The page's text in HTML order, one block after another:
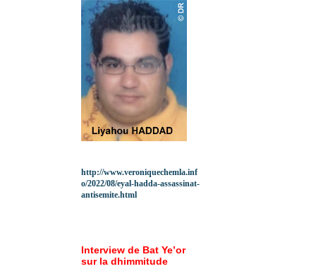
http://www.veroniquechemla.inf
o/2022/08/eyal-hadda-assassinat-
antisemite.html
Interview de Bat Ye’or
sur la dhimmitude